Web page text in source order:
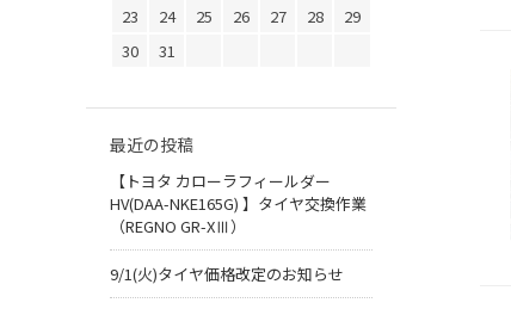
23 24 25 26 27 28
29
30
31
最近の投稿
【トヨタ カローラフィールダー
HV(DAA-NKE165G) 】タイヤ交換作業
（REGNO GR-XⅢ）
9/1(火)タイヤ価格改定のお知らせ